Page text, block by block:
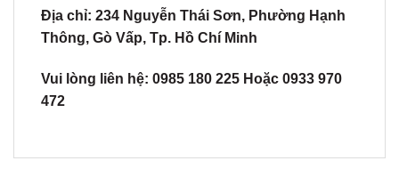
Địa chỉ: 234 Nguyễn Thái Sơn, Phường Hạnh
Thông, Gò Vấp, Tp. Hồ Chí Minh
Vui lòng liên hệ: 0985 180 225 Hoặc 0933 970
472